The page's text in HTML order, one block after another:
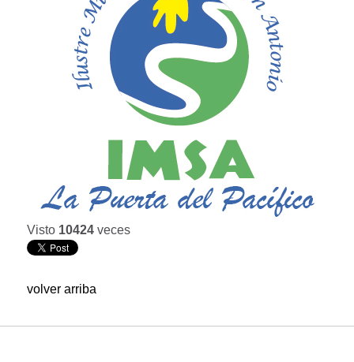
Visto 10424 veces
volver arriba